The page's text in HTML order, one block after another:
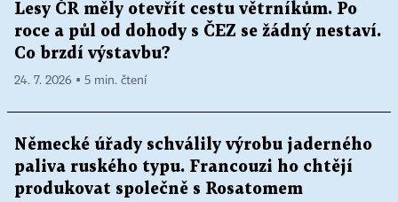
Lesy ČR měly otevřít cestu větrníkům. Po
roce a půl od dohody s ČEZ se žádný nestaví.
Co brzdí výstavbu?
24. 7. 2026 ▪ 5 min. čtení
Německé úřady schválily výrobu jaderného
paliva ruského typu. Francouzi ho chtějí
produkovat společně s Rosatomem